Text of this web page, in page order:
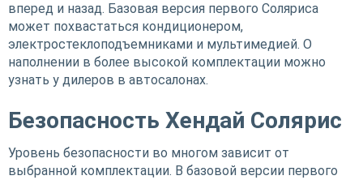
вперед и назад. Базовая версия первого Соляриса
может похвастаться кондиционером,
электростеклоподъемниками и мультимедией. О
наполнении в более высокой комплектации можно
узнать у дилеров в автосалонах.
Безопасность Хендай Солярис
Уровень безопасности во многом зависит от
выбранной комплектации. В базовой версии первого